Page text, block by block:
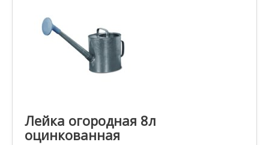
Лейка огородная 8л
оцинкованная